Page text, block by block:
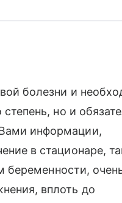
болезни и
но и
информации,
в стационаре,
беременности,
вплоть до